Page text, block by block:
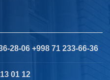
28-06 +998 71 233-66-36
01 12